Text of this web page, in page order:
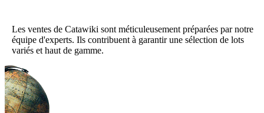
Les ventes de Catawiki sont méticuleusement préparées par notre
équipe d'experts. Ils contribuent à garantir une sélection de lots
variés et haut de gamme.